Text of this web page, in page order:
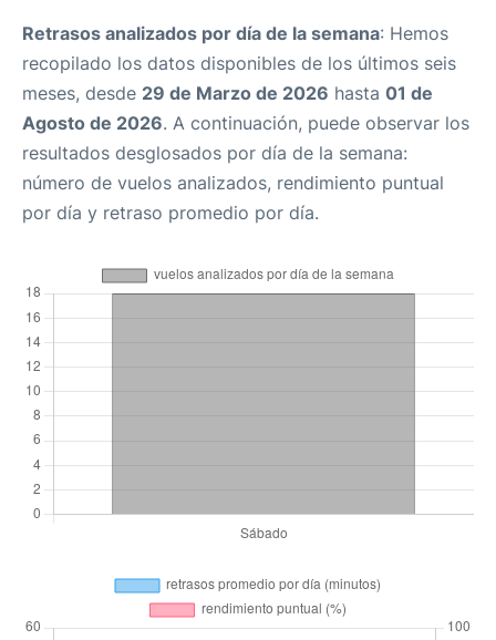
Retrasos analizados por día de la semana: Hemos
recopilado los datos disponibles de los últimos seis
meses, desde 29 de Marzo de 2026 hasta 01 de
Agosto de 2026. A continuación, puede observar los
resultados desglosados por día de la semana:
número de vuelos analizados, rendimiento puntual
por día y retraso promedio por día.